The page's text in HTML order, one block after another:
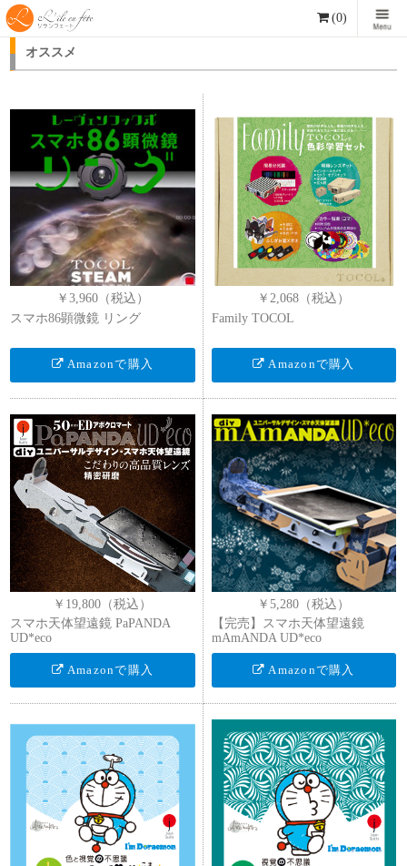
(0)
オススメ
￥3,960（税込）
スマホ86顕微鏡 リング
Amazonで購入
￥2,068（税込）
​Family TOCOL
Amazonで購入
￥19,800（税込）
スマホ天体望遠鏡 PaPANDA
UD*eco
Amazonで購入
￥5,280（税込）
【完売】スマホ天体望遠鏡
mAmANDA UD*eco
Amazonで購入